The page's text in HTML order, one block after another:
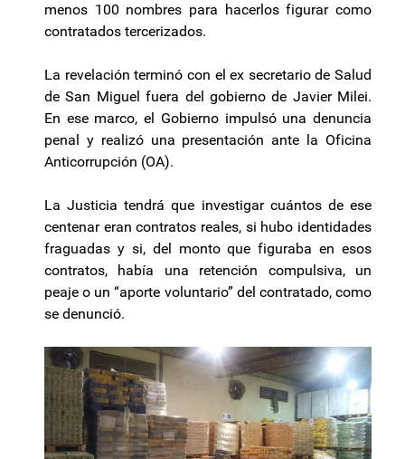
menos 100 nombres para hacerlos figurar como
contratados tercerizados.
La revelación terminó con el ex secretario de Salud
de San Miguel fuera del gobierno de Javier Milei.
En ese marco, el Gobierno impulsó una denuncia
penal y realizó una presentación ante la Oficina
Anticorrupción (OA).
La Justicia tendrá que investigar cuántos de ese
centenar eran contratos reales, si hubo identidades
fraguadas y si, del monto que figuraba en esos
contratos, había una retención compulsiva, un
peaje o un “aporte voluntario” del contratado, como
se denunció.